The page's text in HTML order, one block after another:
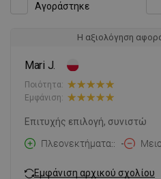
Αγοράστηκε
Η αξιολόγηση
Mari J.
Ποιότητα:
Εμφάνιση:
Επιτυχής επιλογή, συνιστώ
Πλεονεκτήματα:
-
Εμφάνιση αρχικού σχολίου